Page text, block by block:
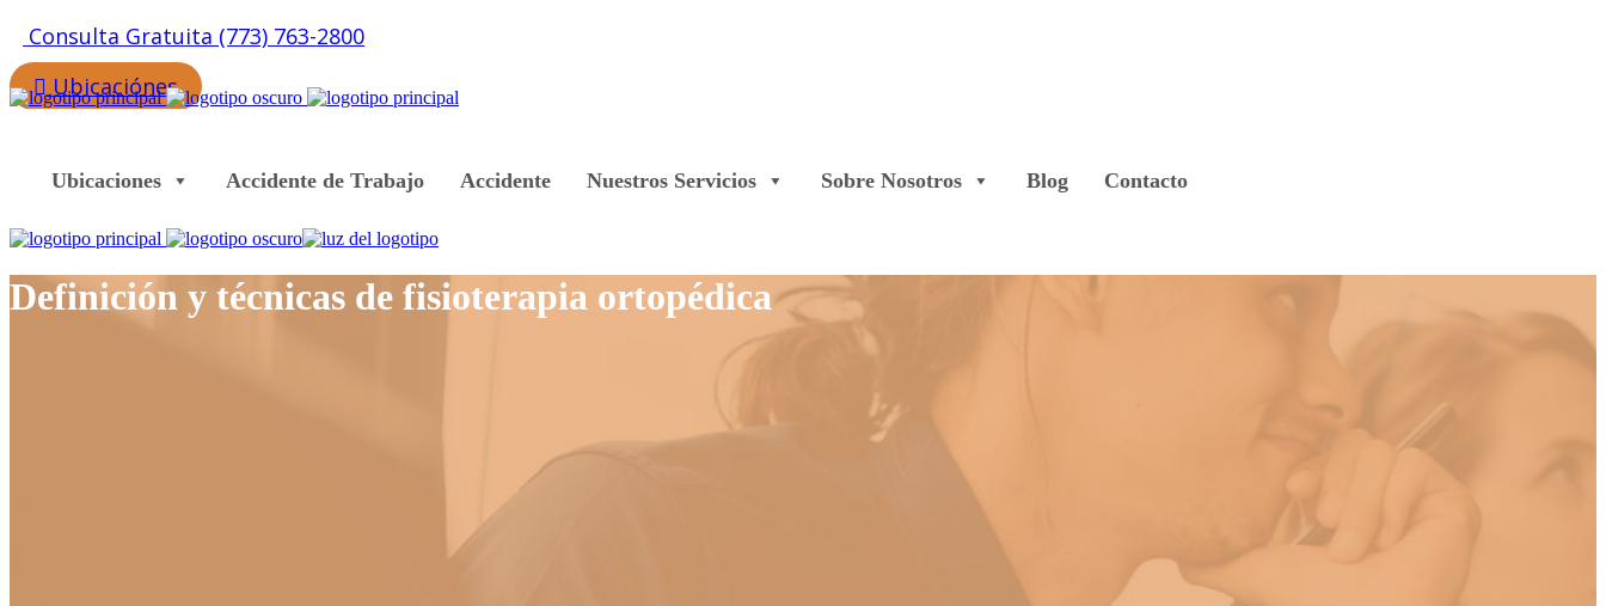
Consulta Gratuita (773) 763-2800
Ubicaciónes
Ubicaciones Accidente de Trabajo Accidente Nuestros Servicios Sobre Nosotros Blog Contacto
Definición y técnicas de fisioterapia ortopédica